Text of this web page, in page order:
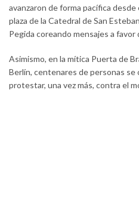
avanzaron de forma pacífica
plaza de la Catedral de San
Pegida coreando mensajes a favor
Asimismo, en la mítica Puerta de
Berlín, centenares de personas se
protestar, una vez más, contra el